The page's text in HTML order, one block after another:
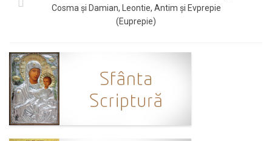
Cosma și Damian, Leontie, Antim și Evprepie
(Euprepie)